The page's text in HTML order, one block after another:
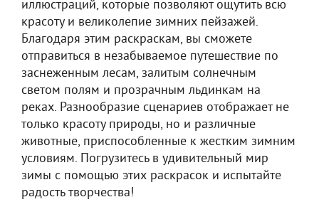
иллюстраций, которые позволяют ощутить всю
красоту и великолепие зимних пейзажей.
Благодаря этим раскраскам, вы сможете
отправиться в незабываемое путешествие по
заснеженным лесам, залитым солнечным
светом полям и прозрачным льдинкам на
реках. Разнообразие сценариев отображает не
только красоту природы, но и различные
животные, приспособленные к жестким зимним
условиям. Погрузитесь в удивительный мир
зимы с помощью этих раскрасок и испытайте
радость творчества!